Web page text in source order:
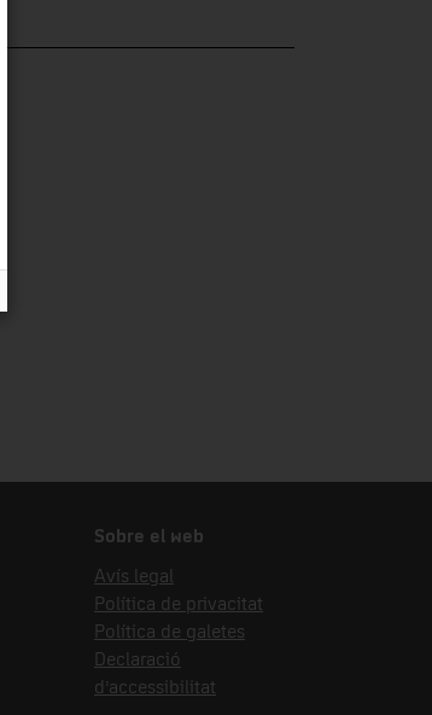
Sobre el web
Avís legal
Política de privacitat
Política de galetes
Declaració
d’accessibilitat